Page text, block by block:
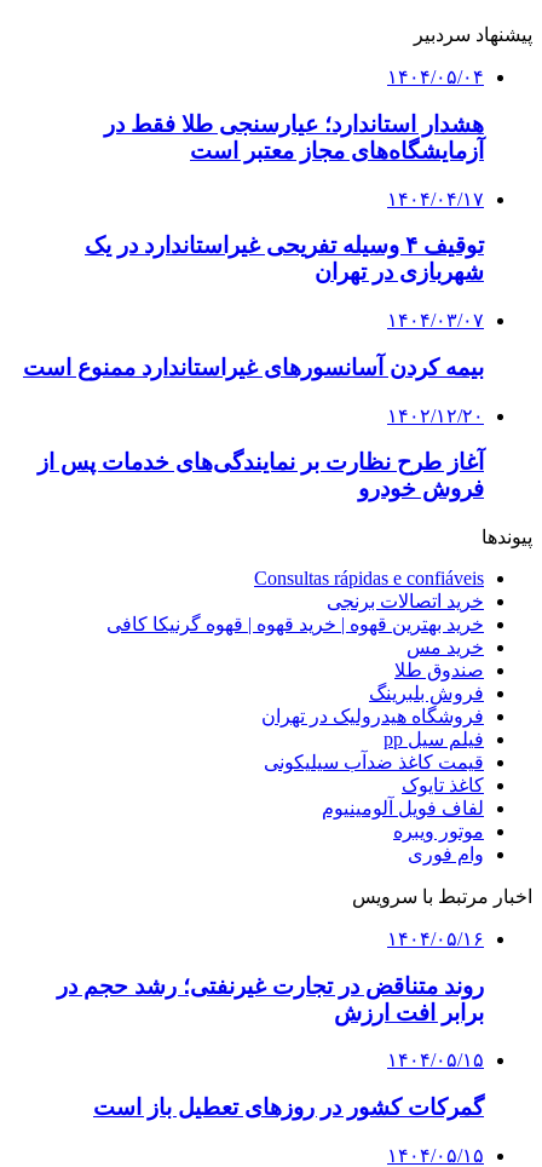
پیشنهاد سردبیر
۱۴۰۴/۰۵/۰۴
هشدار استاندارد؛ عیارسنجی طلا فقط در
آزمایشگاه‌های مجاز معتبر است
۱۴۰۴/۰۴/۱۷
توقیف ۴ وسیله تفریحی غیراستاندارد در یک
شهربازی در تهران
۱۴۰۴/۰۳/۰۷
بیمه کردن آسانسورهای غیراستاندارد ممنوع است
۱۴۰۲/۱۲/۲۰
آغاز طرح نظارت بر نمایندگی‌های خدمات پس از
فروش خودرو
پیوندها
Consultas rápidas e confiáveis
خرید اتصالات برنجی
خرید بهترین قهوه | خرید قهوه | قهوه گرنیکا کافی
خرید مس
صندوق طلا
فروش بلبرینگ
فروشگاه هیدرولیک در تهران
فیلم سیل pp
قیمت کاغذ ضدآب سیلیکونی
کاغذ تایوک
لفاف فویل آلومینیوم
موتور ویبره
وام فوری
اخبار مرتبط با سرویس
۱۴۰۴/۰۵/۱۶
روند متناقض در تجارت غیرنفتی؛ رشد حجم در
برابر افت ارزش
۱۴۰۴/۰۵/۱۵
گمرکات کشور در روزهای تعطیل باز است
۱۴۰۴/۰۵/۱۵